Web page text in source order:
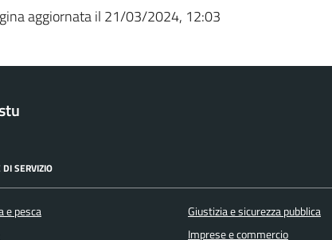
aggiornata il 21/03/2024, 12:03
DI SERVIZIO
e pesca
Giustizia e sicurezza pubblica
Imprese e commercio